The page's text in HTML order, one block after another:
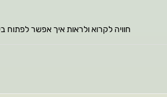
חוויה לקרוא ולראות איך אפשר